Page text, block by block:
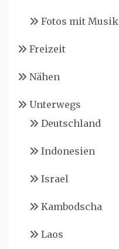
Fotos mit Musik
Freizeit
Nähen
Unterwegs
Deutschland
Indonesien
Israel
Kambodscha
Laos